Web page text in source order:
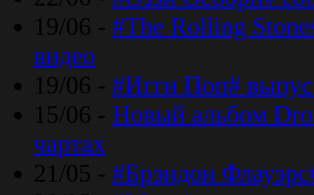
19/06 - #The Rolling
видео
19/06 - #Игги Поп#
15/06 - Новый альбом
чартах
21/05 - #Брэндон